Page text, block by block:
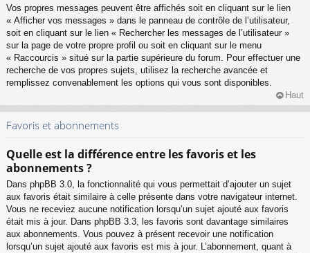
Vos propres messages peuvent être affichés soit en cliquant sur le lien
« Afficher vos messages » dans le panneau de contrôle de l’utilisateur,
soit en cliquant sur le lien « Rechercher les messages de l’utilisateur »
sur la page de votre propre profil ou soit en cliquant sur le menu
« Raccourcis » situé sur la partie supérieure du forum. Pour effectuer une
recherche de vos propres sujets, utilisez la recherche avancée et
remplissez convenablement les options qui vous sont disponibles.
Haut
Favoris et abonnements
Quelle est la différence entre les favoris et les
abonnements ?
Dans phpBB 3.0, la fonctionnalité qui vous permettait d’ajouter un sujet
aux favoris était similaire à celle présente dans votre navigateur internet.
Vous ne receviez aucune notification lorsqu’un sujet ajouté aux favoris
était mis à jour. Dans phpBB 3.3, les favoris sont davantage similaires
aux abonnements. Vous pouvez à présent recevoir une notification
lorsqu’un sujet ajouté aux favoris est mis à jour. L’abonnement, quant à